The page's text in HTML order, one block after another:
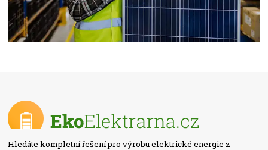
Hledáte kompletní řešení pro výrobu elektrické energie z